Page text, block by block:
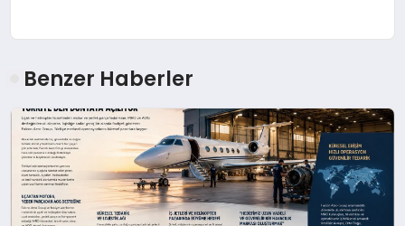
Benzer Haberler